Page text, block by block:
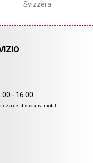
Svizzera
- 16.00
dei dispositivi mobili